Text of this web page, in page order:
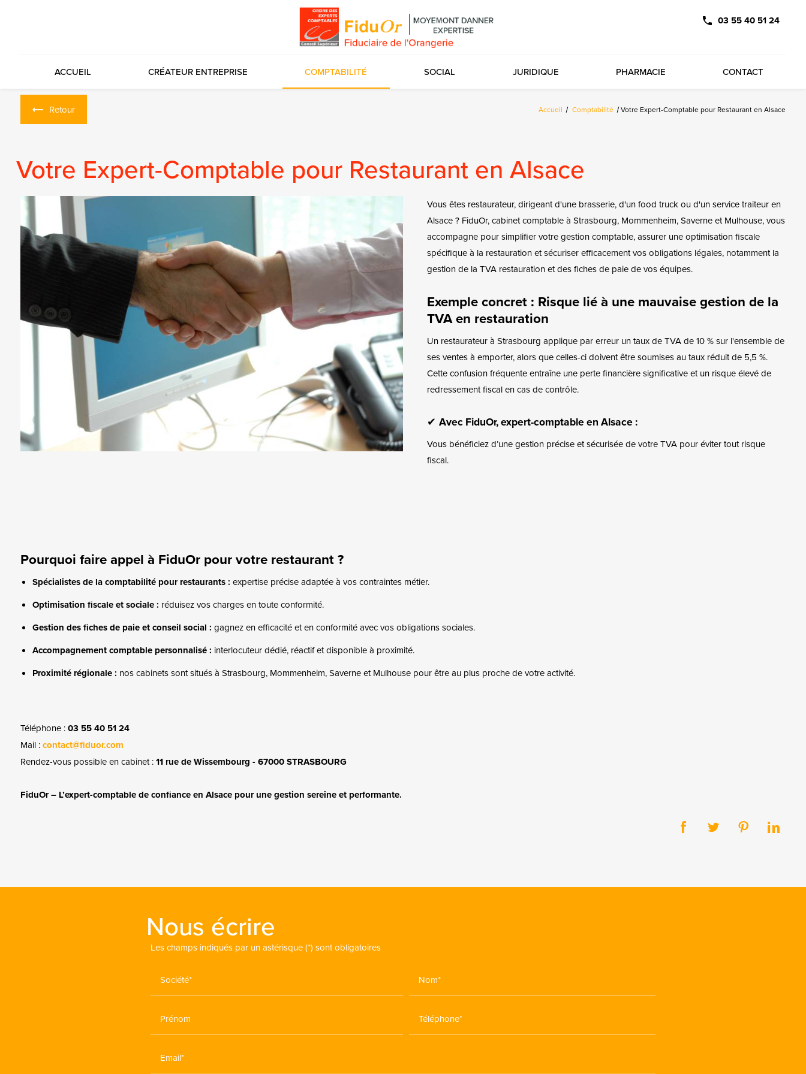
03 55 40 51 24
ACCUEIL CRÉATEUR ENTREPRISE COMPTABILITÉ SOCIAL JURIDIQUE PHARMACIE CONTACT
Accueil Comptabilité Votre Expert-Comptable pour Restaurant en Alsace
Retour
Votre Expert-Comptable pour Restaurant en Alsace
Vous êtes restaurateur, dirigeant d'une brasserie, d'un food truck ou d'un service traiteur en
Alsace ? FiduOr, cabinet comptable à Strasbourg, Mommenheim, Saverne et Mulhouse, vous
accompagne pour simplifier votre gestion comptable, assurer une optimisation fiscale
spécifique à la restauration et sécuriser efficacement vos obligations légales, notamment la
gestion de la TVA restauration et des fiches de paie de vos équipes.
Exemple concret : Risque lié à une mauvaise gestion de la
TVA en restauration
Un restaurateur à Strasbourg applique par erreur un taux de TVA de 10 % sur l'ensemble de
ses ventes à emporter, alors que celles-ci doivent être soumises au taux réduit de 5,5 %.
Cette confusion fréquente entraîne une perte financière significative et un risque élevé de
redressement fiscal en cas de contrôle.
✔ Avec FiduOr, expert-comptable en Alsace :
Vous bénéficiez d’une gestion précise et sécurisée de votre TVA pour éviter tout risque
fiscal.
Pourquoi faire appel à FiduOr pour votre restaurant ?
Spécialistes de la comptabilité pour restaurants : expertise précise adaptée à vos contraintes métier.
Optimisation fiscale et sociale : réduisez vos charges en toute conformité.
Gestion des fiches de paie et conseil social : gagnez en efficacité et en conformité avec vos obligations sociales.
Accompagnement comptable personnalisé : interlocuteur dédié, réactif et disponible à proximité.
Proximité régionale : nos cabinets sont situés à Strasbourg, Mommenheim, Saverne et Mulhouse pour être au plus proche de votre activité.
Téléphone :03 55 40 51 24
Mail :contact@fiduor.com
Rendez-vous possible en cabinet :11 rue de Wissembourg - 67000 STRASBOURG
FiduOr – L’expert-comptable de confiance en Alsace pour une gestion sereine et performante.
Nous écrire
Les champs indiqués par un astérisque (*) sont obligatoires
Société* Nom*
Prénom Téléphone*
Email*